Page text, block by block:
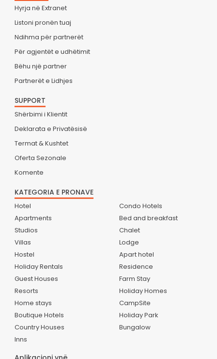
Hyrja në Extranet
Listoni pronën tuaj
Ndihma për partnerët
Për agjentët e udhëtimit
Bëhu një partner
Partnerët e Lidhjes
SUPPORT
Shërbimi i Klientit
Deklarata e Privatësisë
Termat & Kushtet
Oferta Sezonale
Komente
KATEGORIA E PRONAVE
Hotel
Apartments
Studios
Villas
Hostel
Holiday Rentals
Guest Houses
Resorts
Home stays
Boutique Hotels
Country Houses
Inns
Condo Hotels
Bed and breakfast
Chalet
Lodge
Apart hotel
Residence
Farm Stay
Holiday Homes
CampSite
Holiday Park
Bungalow